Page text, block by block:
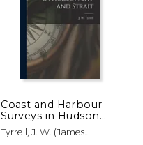
15%
dcto.
Coast and Harbour
Surveys in Hudson
Bay and Strait
[microform] (en
Tyrrell, J. W. (James